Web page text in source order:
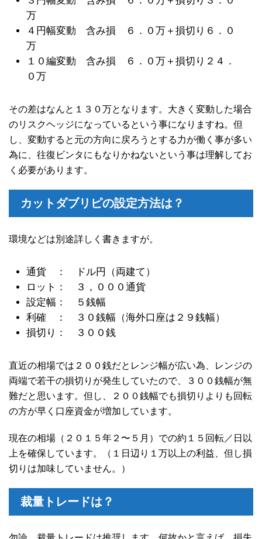
万
４円幅変動 含み損 ６．０万＋損切り６．０
万
１０編変動 含み損 ６．０万＋損切り２４．
０万
その差はなんと１３０万となります。大きく変動した場合
のリスクヘッジになっているという事になりますね。但
し、変動すると元の方向に戻ろうとする力が働く事が多い
為に、往復ビンタにもなりかねないという事は理解してお
く必要があります。
カットダブリピの設定方法は？
環境などは別途詳しく書きますが。
通貨 ： ドル円（両建て）
ロット： ３，０００通貨
設定幅： ５銭幅
利確 ： ３０銭幅（海外口座は２９銭幅）
損切り： ３００銭
直近の相場では２００銭だとレンジ幅が広い為、レンジの
両端で若干の損切りが発生していたので、３００銭幅が無
難だと思います。但し、２００銭幅でも損切りよりも回転
の方が早く口座資金が増加しています。
現在の相場（２０１５年２〜５月）での約１５回転／日以
上を確保しています。（１日辺り１万以上の利益、但し損
切りは加味していません。）
裁量トレードは？